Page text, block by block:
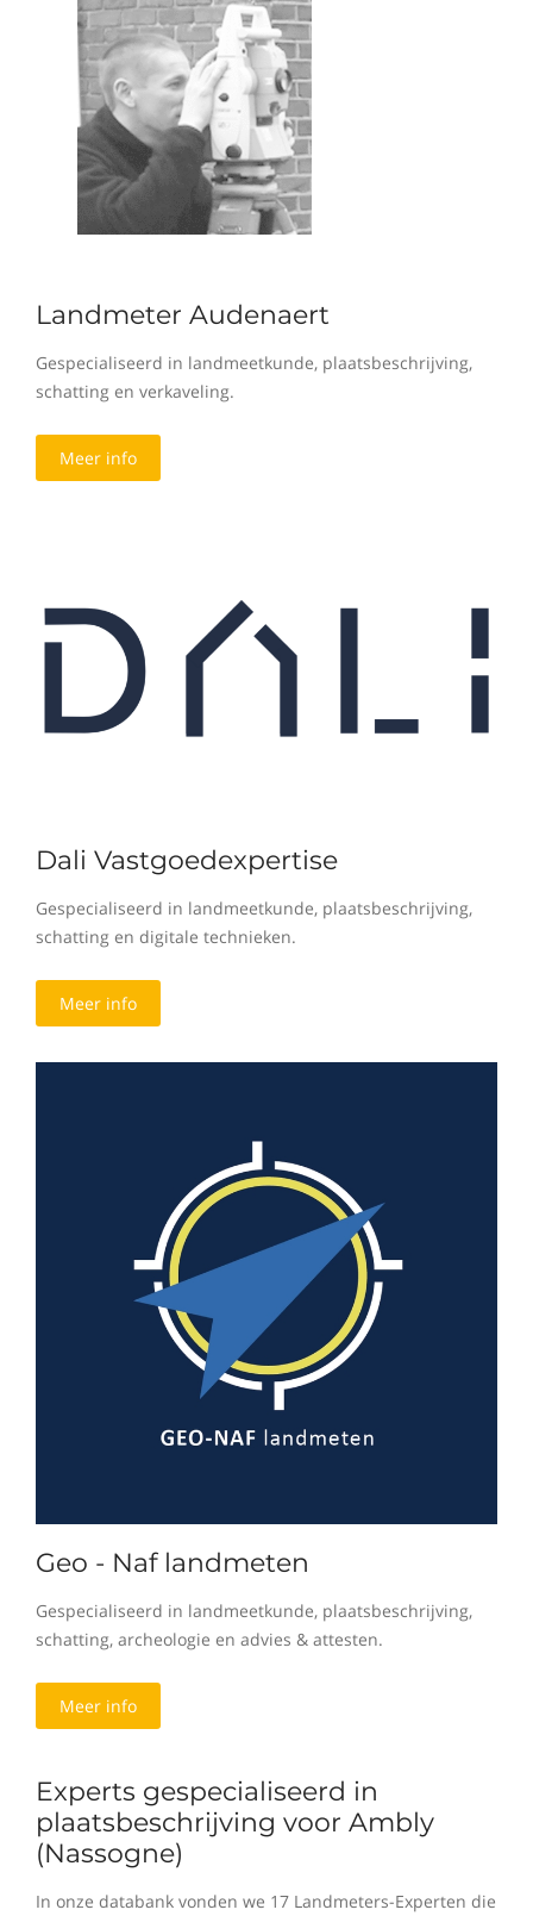
Landmeter Audenaert
Gespecialiseerd in landmeetkunde, plaatsbeschrijving,
schatting en verkaveling.
Meer info
Dali Vastgoedexpertise
Gespecialiseerd in landmeetkunde, plaatsbeschrijving,
schatting en digitale technieken.
Meer info
Geo - Naf landmeten
Gespecialiseerd in landmeetkunde, plaatsbeschrijving,
schatting, archeologie en advies & attesten.
Meer info
Experts gespecialiseerd in
plaatsbeschrijving voor Ambly
(Nassogne)
In onze databank vonden we 17 Landmeters-Experten die